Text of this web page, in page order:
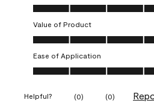
Quality of Product, 5.0 out of 5
Value of Product
Value of Product, 5.0 out of 5
Ease of Application
Ease of Application, 5.0 out of 5
Helpful? (0) (0)